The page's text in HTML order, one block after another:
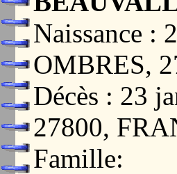
Naissance :
OMBRES,
Décès : 23
27800,
Famille: